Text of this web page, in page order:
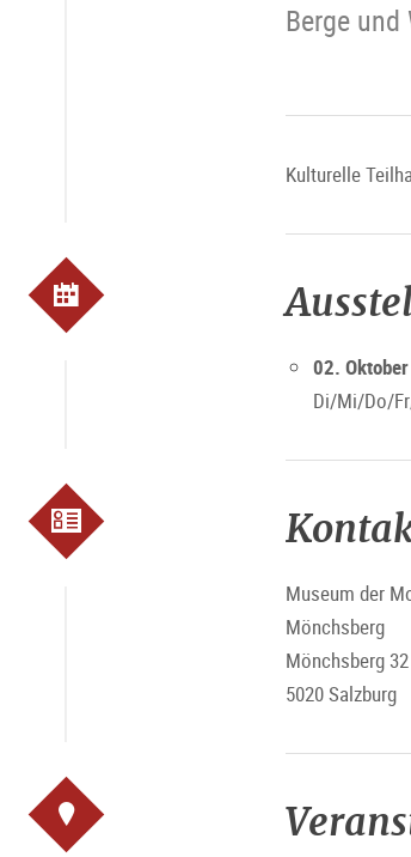
Berge
Kulturelle
02.
Di/Mi/Do/
Museum der
Mönchsberg
Mönchsberg 32
5020 Salzburg